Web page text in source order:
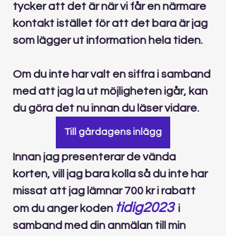
tycker att det är när vi får en närmare
kontakt istället för att det bara är jag
som lägger ut information hela tiden.
Om du inte har valt en siffra i samband
med att jag la ut möjligheten igår, kan
du göra det nu innan du läser vidare.
Till gårdagens inlägg
Innan jag presenterar de vända
korten, vill jag bara kolla så du inte har
missat att jag lämnar 700 kr i rabatt
om du anger koden tidig2023
  i
samband med din anmälan till min